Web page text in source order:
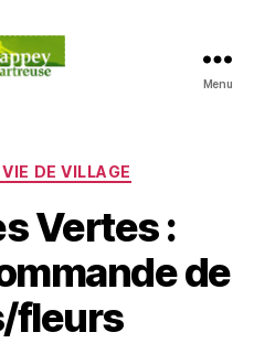
en
Chartreuse
Menu
Catégories
DE VILLAGE
Vertes :
de
fleurs